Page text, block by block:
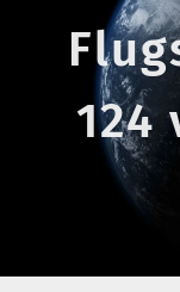
124